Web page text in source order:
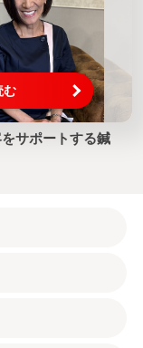
む
サポートする鍼